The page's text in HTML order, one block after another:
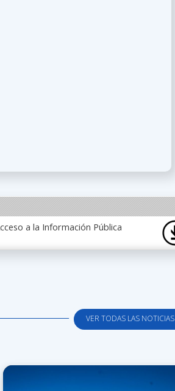
a la Información Pública
VER TODAS LAS NOTICIAS